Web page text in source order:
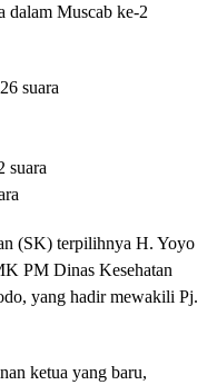
dalam Muscab ke-2
suara
suara
(SK) terpilihnya H. Yoyo
PM Dinas Kesehatan
yang hadir mewakili Pj.
ketua yang baru,